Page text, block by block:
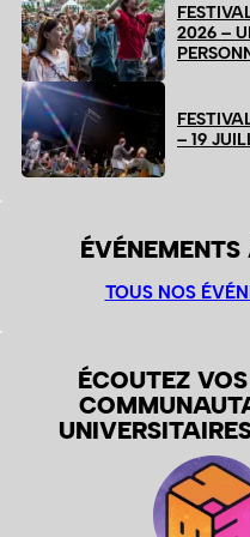
2026 –
– 19
TOUS NOS
ÉCOUTEZ